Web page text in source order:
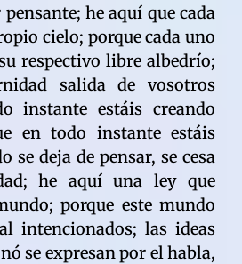
he aquí que cada
cielo; porque cada uno
respectivo libre albedrío;
salida de vosotros
instante estáis creando
en todo instante estáis
se deja de pensar, se cesa
he aquí una ley que
porque este mundo
intencionados; las ideas
se expresan por el habla,